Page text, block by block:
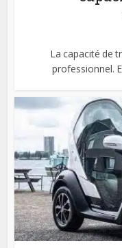
La capacité de
professionnel.